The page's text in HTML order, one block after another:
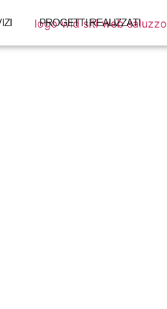
PROGETTI REALIZZATI